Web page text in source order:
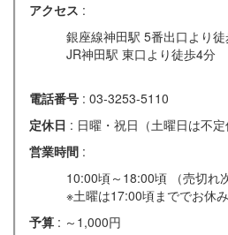
アクセス :
銀座線神田駅 5番出口より
JR神田駅 東口より徒歩4分
電話番号 : 03-3253-5110
定休日 : 日曜・祝日（土曜日は不定
営業時間 :
10:00頃～18:00頃 （売切れ
※土曜は17:00頃まででお休
予算 : ～1,000円